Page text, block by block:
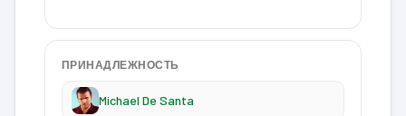
ПРИНАДЛЕЖНОСТЬ
Michael De Santa